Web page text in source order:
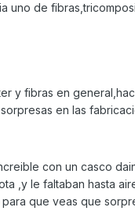
de
y fibras en
en las
con un casco
,y le faltaban hasta
que veas que